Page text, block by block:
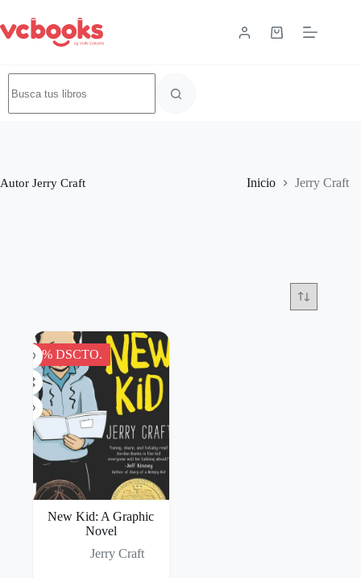
Autor Jerry Craft Inicio Jerry Craft
-15% DSCTO.
New Kid: A Graphic
Novel
Jerry Craft